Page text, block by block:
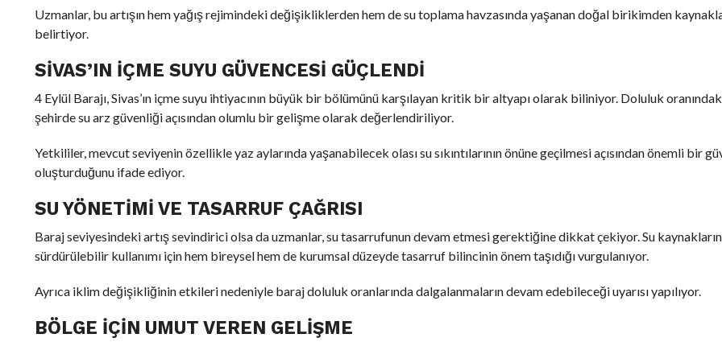
Uzmanlar, bu artışın hem yağış rejimindeki değişikliklerden hem de su toplama havzasında yaşanan doğal birikimden
belirtiyor.
SIVAS’IN İÇME SUYU GÜVENCESI GÜÇLENDI
4 Eylül Barajı, Sivas’ın içme suyu ihtiyacının büyük bir bölümünü karşılayan kritik bir altyapı olarak biliniyor. Doluluk
şehirde su arz güvenliği açısından olumlu bir gelişme olarak değerlendiriliyor.
Yetkililer, mevcut seviyenin özellikle yaz aylarında yaşanabilecek olası su sıkıntılarının önüne geçilmesi açısından önemli bir
oluşturduğunu ifade ediyor.
SU YÖNETIMI VE TASARRUF ÇAĞRISI
Baraj seviyesindeki artış sevindirici olsa da uzmanlar, su tasarrufunun devam etmesi gerektiğine dikkat çekiyor. Su
sürdürülebilir kullanımı için hem bireysel hem de kurumsal düzeyde tasarruf bilincinin önem taşıdığı vurgulanıyor.
Ayrıca iklim değişikliğinin etkileri nedeniyle baraj doluluk oranlarında dalgalanmaların devam edebileceği uyarısı yapılıyor.
BÖLGE İÇIN UMUT VEREN GELIŞME